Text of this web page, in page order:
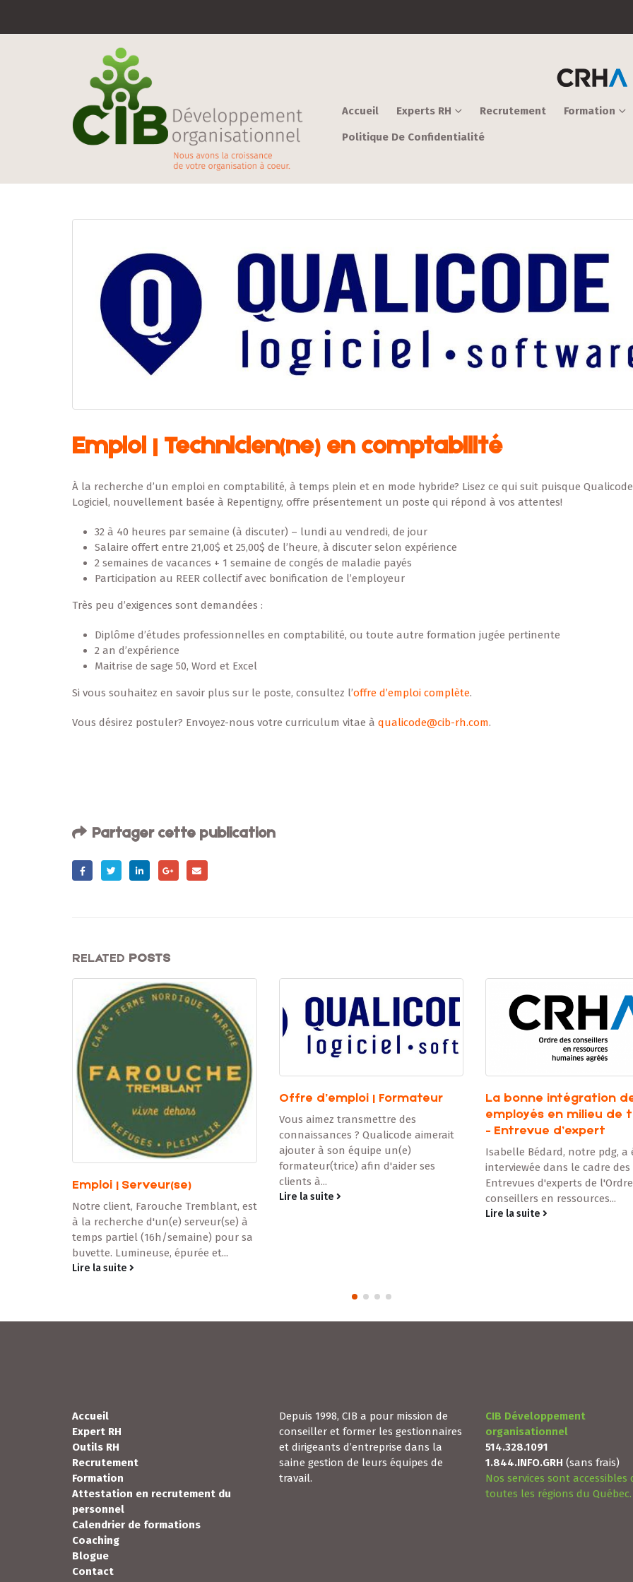
Accueil Experts RH Recrutement Formation
Politique De Confidentialité
Emploi | Technicien(ne) en comptabilité
À la recherche d’un emploi en comptabilité, à temps plein et en mode hybride? Lisez ce qui suit puisque Qualicode
Logiciel, nouvellement basée à Repentigny, offre présentement un poste qui répond à vos attentes!
32 à 40 heures par semaine (à discuter) – lundi au vendredi, de jour
Salaire offert entre 21,00$ et 25,00$ de l’heure, à discuter selon expérience
2 semaines de vacances + 1 semaine de congés de maladie payés
Participation au REER collectif avec bonification de l’employeur
Très peu d’exigences sont demandées :
Diplôme d’études professionnelles en comptabilité, ou toute autre formation jugée pertinente
2 an d’expérience
Maitrise de sage 50, Word et Excel
Si vous souhaitez en savoir plus sur le poste, consultez l’offre d’emploi complète.
Vous désirez postuler? Envoyez-nous votre curriculum vitae à qualicode@cib-rh.com.
Partager cette publication
RELATED POSTS
Emploi | Serveur(se)
Notre client, Farouche Tremblant, est
à la recherche d'un(e) serveur(se) à
temps partiel (16h/semaine) pour sa
buvette. Lumineuse, épurée et...
Lire la suite
Offre d’emploi | Formateur
Vous aimez transmettre des
connaissances ? Qualicode aimerait
ajouter à son équipe un(e)
formateur(trice) afin d'aider ses
clients à...
Lire la suite
La bonne intégration
employés en milieu de
– Entrevue d’expert
Isabelle Bédard, notre pdg, a
interviewée dans le cadre des
Entrevues d'experts de
conseillers en ressources...
Lire la suite
Accueil
Expert RH
Outils RH
Recrutement
Formation
Attestation en recrutement du
personnel
Calendrier de formations
Coaching
Blogue
Contact
Depuis 1998, CIB a pour mission de
conseiller et former les gestionnaires
et dirigeants d’entreprise dans la
saine gestion de leurs équipes de
travail.
CIB Développement
organisationnel
514.328.1091
1.844.INFO.GRH (sans frais)
Nos services sont accessibles
toutes les régions du Québec.